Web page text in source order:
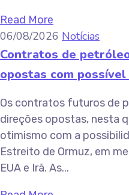
Read More
06/08/2026 Notícias
Contratos de
opostas com
Os contratos futuros de
direções opostas, nesta
otimismo com a
Estreito de Ormuz, em
EUA e Irã. As...